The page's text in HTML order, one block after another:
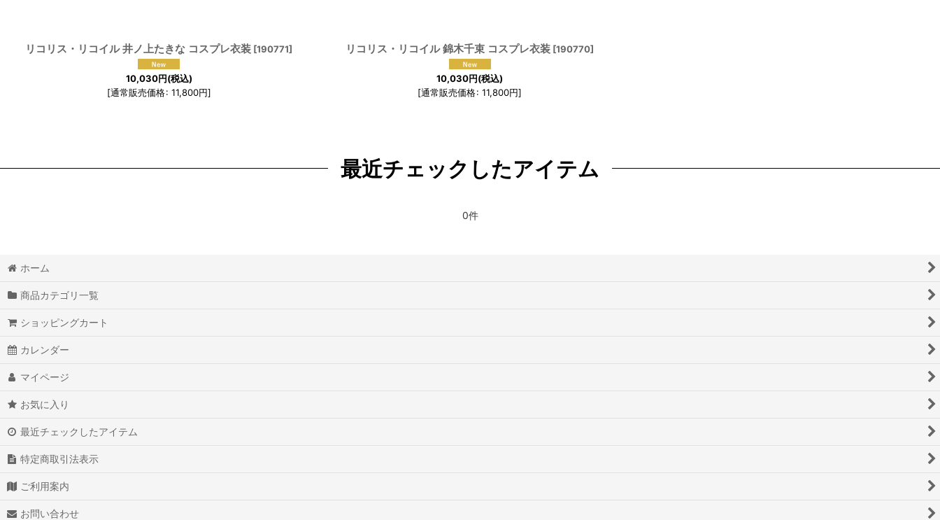
リコリス・リコイル 井ノ上たきな コスプレ衣装 [190771]
10,030円(税込)
[通常販売価格: 11,800円]
リコリス・リコイル 錦木千束 コスプレ衣装 [190770]
10,030円(税込)
[通常販売価格: 11,800円]
最近チェックしたアイテム
0件
ホーム
商品カテゴリ一覧
ショッピングカート
カレンダー
マイページ
お気に入り
最近チェックしたアイテム
特定商取引法表示
ご利用案内
お問い合わせ